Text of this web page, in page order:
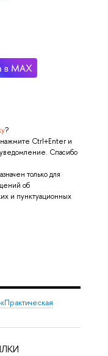
?
Ctrl+Enter и
уведомление. Спасибо
только для
об
и пунктуационных